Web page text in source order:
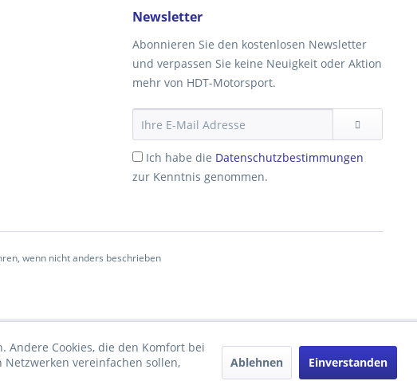
Newsletter
Abonnieren Sie den kostenlosen Newsletter
und verpassen Sie keine Neuigkeit oder Aktion
mehr von HDT-Motorsport.
Ich habe die Datenschutzbestimmungen
zur Kenntnis genommen.
wenn nicht anders beschrieben
Cookies, die den Komfort bei
vereinfachen sollen,
Ablehnen Einverstanden